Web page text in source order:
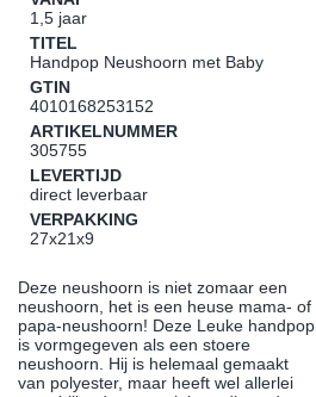
1,5 jaar
TITEL
Handpop Neushoorn met Baby
GTIN
4010168253152
ARTIKELNUMMER
305755
LEVERTIJD
direct leverbaar
VERPAKKING
27x21x9
Deze neushoorn is niet zomaar een
neushoorn, het is een heuse mama- of
papa-neushoorn! Deze Leuke handpop
is vormgegeven als een stoere
neushoorn. Hij is helemaal gemaakt
van polyester, maar heeft wel allerlei